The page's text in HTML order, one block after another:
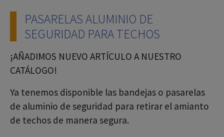
Show larger versionShow larger versionShow larger version
PASARELAS ALUMINIO DE
SEGURIDAD PARA TECHOS
¡AÑADIMOS NUEVO ARTÍCULO A NUESTRO
CATÁLOGO!
Ya tenemos disponible las bandejas o pasarelas
de aluminio de seguridad para retirar el amianto
de techos de manera segura.